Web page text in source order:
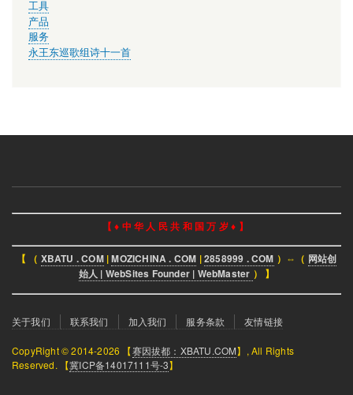
工具
产品
服务
永王东巡歌组诗十一首
【 ♦ 中 华 人 民 共 和 国 万 岁 ♦ 】
【 （ XBATU . COM|MOZICHINA . COM |2858999 . COM ）⇔（ 网站创
始人 | WebSites Founder | WebMaster ） 】
页
菜
单
关于我们 联系我们 加入我们 服务条款 友情链接
CopyRight © 2014-2026 【赛因拔都：XBATU.COM】, All Rights
Reserved. 【冀ICP备14017111号-3】